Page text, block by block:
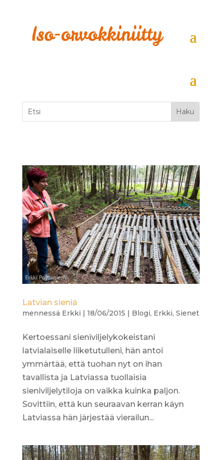
Latvian sieniä
mennessä Erkki | 18/06/2015 | Blogi, Erkki, Sienet
Kertoessani sieniviljelykokeistani
latvialaiselle liiketutulleni, hän antoi
ymmärtää, että tuohan nyt on ihan
tavallista ja Latviassa tuollaisia
sieniviljelytiloja on vaikka kuinka paljon.
Sovittiin, että kun seuraavan kerran käyn
Latviassa hän järjestää vierailun...